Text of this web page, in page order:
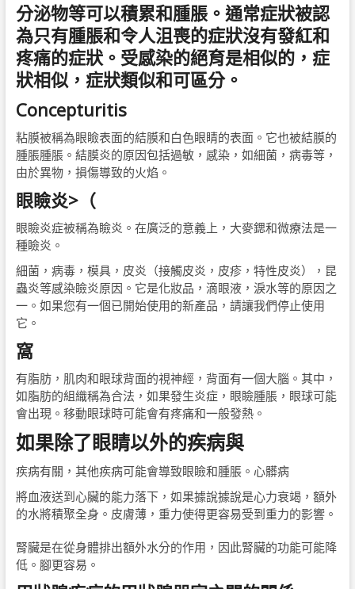
分泌物等可以積累和腫脹。通常症狀被認
為只有腫脹和令人沮喪的症狀沒有發紅和
疼痛的症狀。受感染的絕育是相似的，症
狀相似，症狀類似和可區分。
Concepturitis
粘膜被稱為眼瞼表面的結膜和白色眼睛的表面。它也被結膜的
腫脹腫脹。結膜炎的原因包括過敏，感染，如細菌，病毒等，
由於異物，損傷導致的火焰。
眼瞼炎>（
眼瞼炎症被稱為瞼炎。在廣泛的意義上，大麥鍶和微療法是一
種瞼炎。
細菌，病毒，模具，皮炎（接觸皮炎，皮疹，特性皮炎），昆
蟲炎等感染瞼炎原因。它是化妝品，滴眼液，淚水等的原因之
一。如果您有一個已開始使用的新產品，請讓我們停止使用
它。
窩
有脂肪，肌肉和眼球背面的視神經，背面有一個大腦。其中，
如脂肪的組織稱為合法，如果發生炎症，眼瞼腫脹，眼球可能
會出現。移動眼球時可能會有疼痛和一般發熱。
如果除了眼睛以外的疾病與
疾病有關，其他疾病可能會導致眼瞼和腫脹。心髒病
將血液送到心臟的能力落下，如果據說據說是心力衰竭，額外
的水將積聚全身。皮膚薄，重力使得更容易受到重力的影響。
腎臟是在從身體排出額外水分的作用，因此腎臟的功能可能降
低。腳更容易。